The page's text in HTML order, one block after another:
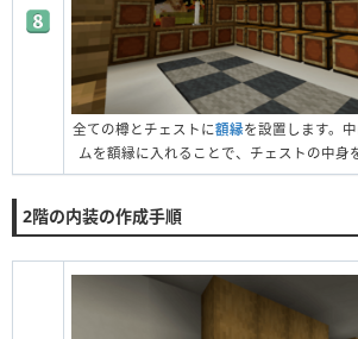
全ての樽とチェストに額縁を設置します。
ムを額縁に入れることで、チェストの中身
2階の内装の作成手順